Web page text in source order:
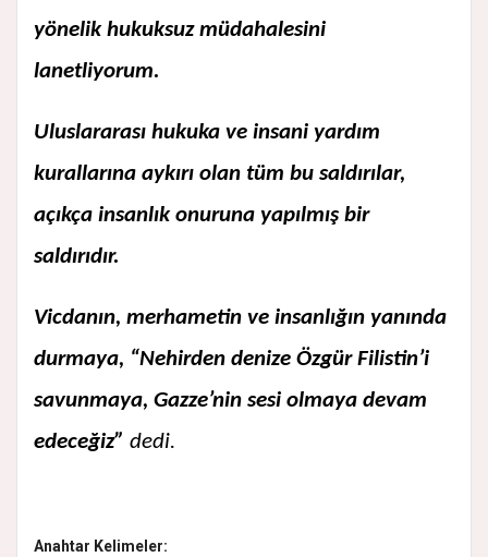
yönelik hukuksuz müdahalesini
lanetliyorum.
Uluslararası hukuka ve insani yardım
kurallarına aykırı olan tüm bu saldırılar,
açıkça insanlık onuruna yapılmış bir
saldırıdır.
Vicdanın, merhametin ve insanlığın yanında
durmaya, “Nehirden denize Özgür Filistin’i
savunmaya, Gazze’nin sesi olmaya devam
edeceğiz” dedi.
Anahtar Kelimeler: